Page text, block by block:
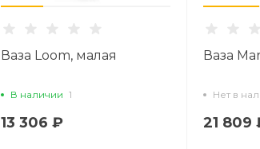
Ваза Loom, малая
В наличии 1
13 306 ₽
Ваза
Нет в
21 809